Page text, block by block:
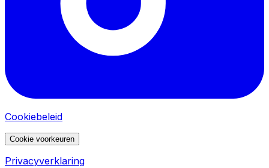
Cookiebeleid
Cookie voorkeuren
Privacyverklaring